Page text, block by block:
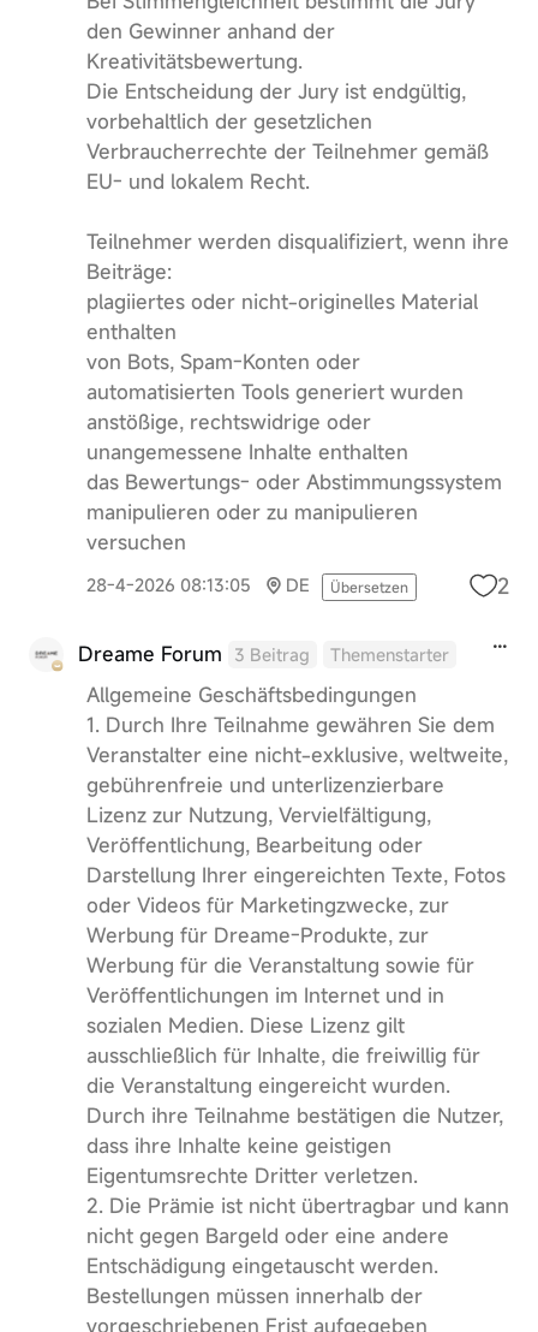
den Gewinner anhand der
Kreativitätsbewertung.
Die Entscheidung der Jury ist endgültig,
vorbehaltlich der gesetzlichen
Verbraucherrechte der Teilnehmer gemäß
EU- und lokalem Recht.
Teilnehmer werden disqualifiziert, wenn ihre
Beiträge:
plagiiertes oder nicht-originelles Material
enthalten
von Bots, Spam-Konten oder
automatisierten Tools generiert wurden
anstößige, rechtswidrige oder
unangemessene Inhalte enthalten
das Bewertungs- oder Abstimmungssystem
manipulieren oder zu manipulieren
versuchen
28-4-2026 08:13:05 DE Übersetzen 2
Dreame Forum 3 Beitrag Themenstarter
Allgemeine Geschäftsbedingungen
1. Durch Ihre Teilnahme gewähren Sie dem
Veranstalter eine nicht-exklusive, weltweite,
gebührenfreie und unterlizenzierbare
Lizenz zur Nutzung, Vervielfältigung,
Veröffentlichung, Bearbeitung oder
Darstellung Ihrer eingereichten Texte, Fotos
oder Videos für Marketingzwecke, zur
Werbung für Dreame-Produkte, zur
Werbung für die Veranstaltung sowie für
Veröffentlichungen im Internet und in
sozialen Medien. Diese Lizenz gilt
ausschließlich für Inhalte, die freiwillig für
die Veranstaltung eingereicht wurden.
Durch ihre Teilnahme bestätigen die Nutzer,
dass ihre Inhalte keine geistigen
Eigentumsrechte Dritter verletzen.
2. Die Prämie ist nicht übertragbar und kann
nicht gegen Bargeld oder eine andere
Entschädigung eingetauscht werden.
Bestellungen müssen innerhalb der
vorgeschriebenen Frist aufgegeben